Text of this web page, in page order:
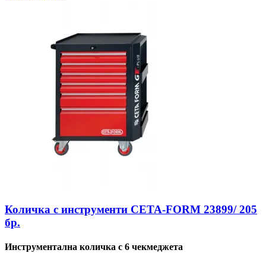
Количка с инструменти CETA-FORM 23899/ 205
бр.
Инструментална количка с 6 чекмеджета